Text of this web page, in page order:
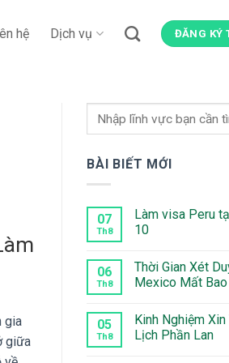
hệ Dịch vụ ĐĂNG KÝ
gia
giữa
BÀI BIẾT MỚI
07
Th8
Làm visa Peru
10
bình
luận
ở
Peru
tại
quận
06
Th8
Thời Gian Xét
Mexico Mất
bình
luận
ở
05
Th8
Kinh Nghiệm
Lịch Phần Lan